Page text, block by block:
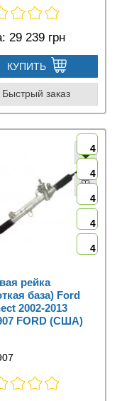
29 239 грн
КУПИТЬ
Быстрый заказ
4
4
4
4
4
рейка
база) Ford
2002-2013
FORD (США)